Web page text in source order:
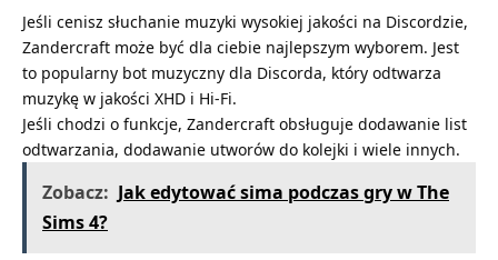
Jeśli cenisz słuchanie muzyki wysokiej jakości na Discordzie,
Zandercraft może być dla ciebie najlepszym wyborem. Jest
to popularny bot muzyczny dla Discorda, który odtwarza
muzykę w jakości XHD i Hi-Fi.
Jeśli chodzi o funkcje, Zandercraft obsługuje dodawanie list
odtwarzania, dodawanie utworów do kolejki i wiele innych.
Zobacz: Jak edytować sima podczas gry w The
Sims 4?